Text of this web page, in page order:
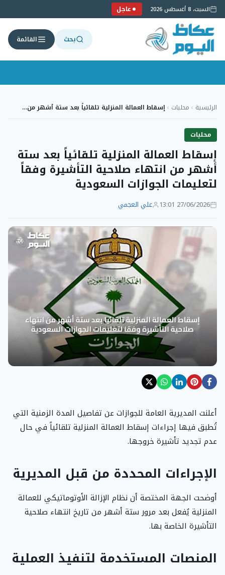
السبت، 8 أغسطس 2026 عاجل
بحث القائمة
إلىالرئيسية › محليات › إسقاط العمالة المنزلية تلقائياً بعد ستة أشهر من…
محليات
إسقاط العمالة المنزلية تلقائياً بعد ستة
أشهر من انتهاء صلاحية التأشيرة وفقاً
لتعليمات الجوازات السعودية
27/06/2026 13:01 علي العجمي
أعلنت المديرية العامة للجوازات عن تفاصيل المدة الزمنية التي
تُطبق فيها إجراءات إسقاط العمالة المنزلية تلقائياً في حال
عدم تجديد تأشيرة خروجها.
الإجراءات المحددة من قبل المديرية
أوضحت الجهة المختصة أن نظام الإزالة الأوتوماتيكي للعمالة
المنزلية يُفعل بعد مرور ستة أشهر من تاريخ انتهاء صلاحية
التأشيرة الخاصة بها.
المنصات المستخدمة لتنفيذ العملية